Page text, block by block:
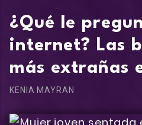
¿Qué le
internet? Las
más extrañas
KENIA MAYRAN